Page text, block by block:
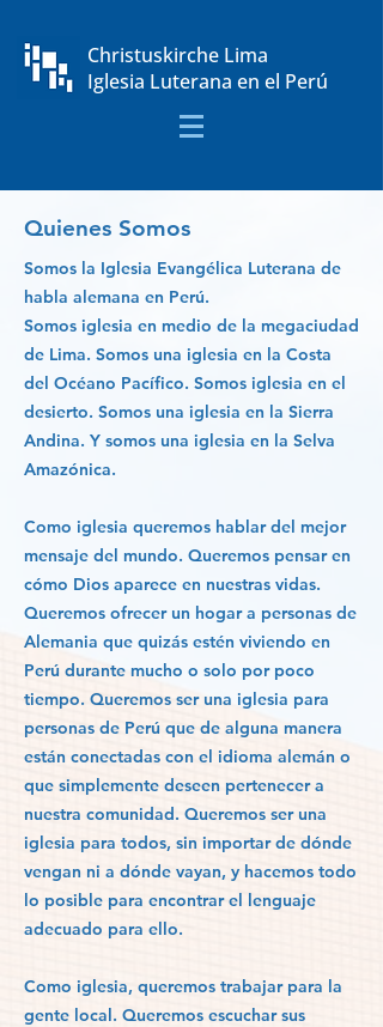
Christuskirche Lima
Iglesia Luterana en el Perú
Quienes Somos
Somos la Iglesia Evangélica Luterana de
habla alemana en Perú.
Somos iglesia en medio de la megaciudad
de Lima. Somos una iglesia en la Costa
del Océano Pacífico. Somos iglesia en el
desierto. Somos una iglesia en la Sierra
Andina. Y somos una iglesia en la Selva
Amazónica.
Como iglesia queremos hablar del mejor
mensaje del mundo. Queremos pensar en
cómo Dios aparece en nuestras vidas.
Queremos ofrecer un hogar a personas de
Alemania que quizás estén viviendo en
Perú durante mucho o solo por poco
tiempo. Queremos ser una iglesia para
personas de Perú que de alguna manera
están conectadas con el idioma alemán o
que simplemente deseen pertenecer a
nuestra comunidad. Queremos ser una
iglesia para todos, sin importar de dónde
vengan ni a dónde vayan, y hacemos todo
lo posible para encontrar el lenguaje
adecuado para ello.
Como iglesia, queremos trabajar para la
gente local. Queremos escuchar sus